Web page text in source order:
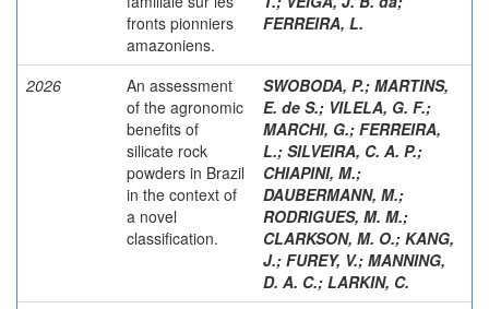
fronts pionniers
amazoniens.
FERREIRA, L.
2026
An assessment
of the agronomic
benefits of
silicate rock
powders in Brazil
in the context of
a novel
classification.
SWOBODA, P.; MARTINS,
E. de S.; VILELA, G. F.;
MARCHI, G.; FERREIRA,
L.; SILVEIRA, C. A. P.;
CHIAPINI, M.;
DAUBERMANN, M.;
RODRIGUES, M. M.;
CLARKSON, M. O.; KANG,
J.; FUREY, V.; MANNING,
D. A. C.; LARKIN, C.